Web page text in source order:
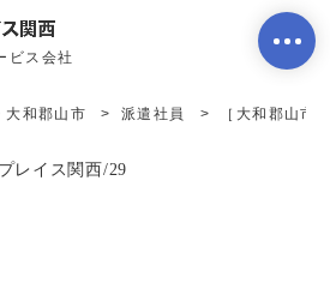
ビス会社
大和郡山市 派遣社員 ［大和郡山市